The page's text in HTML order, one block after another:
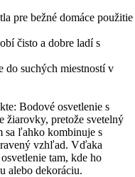
pre bežné domáce použitie
čisto a dobre ladí s
do suchých miestností v
Bodové osvetlenie s
žiarovky, pretože svetelný
sa ľahko kombinuje s
vzhľad. Vďaka
tam, kde ho
alebo dekoráciu.